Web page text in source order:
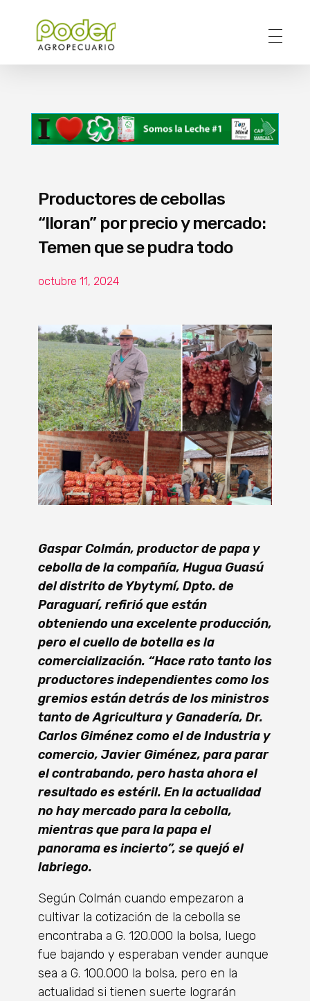
Productores de cebollas
“lloran” por precio y mercado:
Temen que se pudra todo
octubre 11, 2024
Gaspar Colmán, productor de papa y
cebolla de la compañía, Hugua Guasú
del distrito de Ybytymí, Dpto. de
Paraguarí, refirió que están
obteniendo una excelente producción,
pero el cuello de botella es la
comercialización. “Hace rato tanto los
productores independientes como los
gremios están detrás de los ministros
tanto de Agricultura y Ganadería, Dr.
Carlos Giménez como el de Industria y
comercio, Javier Giménez, para parar
el contrabando, pero hasta ahora el
resultado es estéril. En la actualidad
no hay mercado para la cebolla,
mientras que para la papa el
panorama es incierto”, se quejó el
labriego.
Según Colmán cuando empezaron a
cultivar la cotización de la cebolla se
encontraba a G. 120.000 la bolsa, luego
fue bajando y esperaban vender aunque
sea a G. 100.000 la bolsa, pero en la
actualidad si tienen suerte lograrán